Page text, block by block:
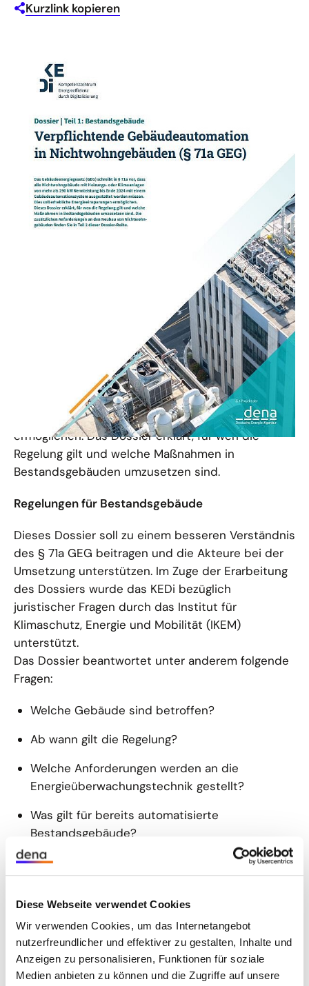
Diese Webseite verwendet Cookies
Wir verwenden Cookies, um das Internetangebot
nutzerfreundlicher und effektiver zu gestalten, Inhalte und
Anzeigen zu personalisieren, Funktionen für soziale
Medien anbieten zu können und die Zugriffe auf unsere
Kurzlink kopieren
Erläuterungen zum Gebäudeenergiegesetz § 71a
Das Gebäudeenergiegesetz (GEG) schreibt in § 71a
vor, dass alle Nichtwohngebäude mit Heizungs-
oder Klimaanlagen von mehr als 290 kW
Nennleistung bis Ende 2024 mit einem
Gebäudeautomationssystem ausgestattet werden
müssen. Dies soll erhebliche Energieeinsparungen
ermöglichen. Das Dossier erklärt, für wen die
Regelung gilt und welche Maßnahmen in
Bestandsgebäuden umzusetzen sind.
Regelungen für Bestandsgebäude
Dieses Dossier soll zu einem besseren Verständnis
des § 71a GEG beitragen und die Akteure bei der
Umsetzung unterstützen. Im Zuge der Erarbeitung
des Dossiers wurde das KEDi bezüglich
juristischer Fragen durch das Institut für
Klimaschutz, Energie und Mobilität (IKEM)
unterstützt.
Das Dossier beantwortet unter anderem folgende
Fragen:
Welche Gebäude sind betroffen?
Ab wann gilt die Regelung?
Welche Anforderungen werden an die
Energieüberwachungstechnik gestellt?
Was gilt für bereits automatisierte
Bestandsgebäude?
Wie ist die Einhaltung des § 71a GEG
nachzuweisen?
Welche regulatorischen Änderungen sind
bereits absehbar?
Kompetenzzentrum Energieeffizienz durch
Digitalisierung (KEDi)